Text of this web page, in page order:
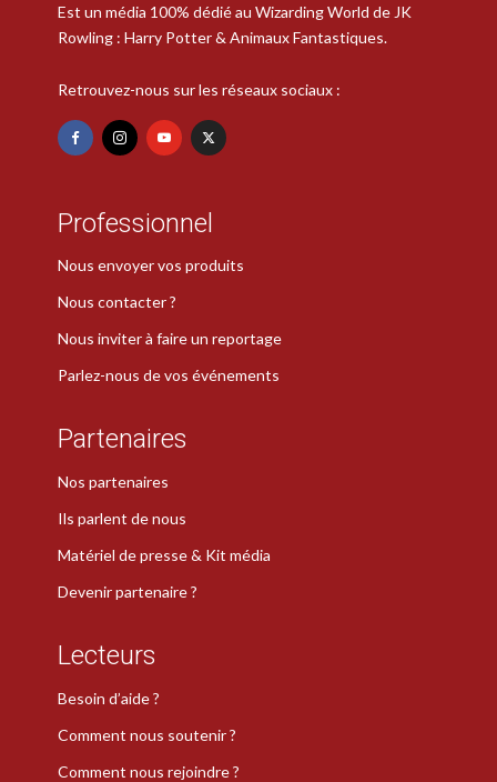
Est un média 100% dédié au Wizarding World de JK
Rowling : Harry Potter & Animaux Fantastiques.
Retrouvez-nous sur les réseaux sociaux :
Professionnel
Nous envoyer vos produits
Nous contacter ?
Nous inviter à faire un reportage
Parlez-nous de vos événements
Partenaires
Nos partenaires
Ils parlent de nous
Matériel de presse & Kit média
Devenir partenaire ?
Lecteurs
Besoin d’aide ?
Comment nous soutenir ?
Comment nous rejoindre ?